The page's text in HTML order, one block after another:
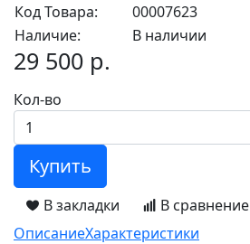
Код Товара:
00007623
Наличие:
В наличии
29 500 р.
Кол-во
Купить
В закладки
В сравнение
ОписаниеХарактеристики